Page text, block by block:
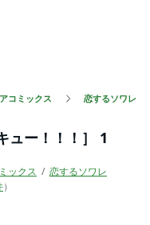
コミックス 恋するソワレ
ュー！！！］ 1
ックス
恋するソワレ
）